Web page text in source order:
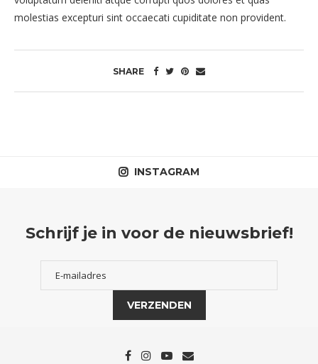
molestias excepturi sint occaecati cupiditate non provident.
SHARE
INSTAGRAM
Schrijf je in voor de nieuwsbrief!